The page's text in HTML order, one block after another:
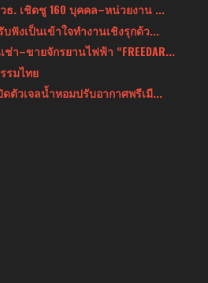
ธ. เชิดชู 160 บุคคล–หน่วยงาน ...
ฟังเป็นเข้าใจทำงานเชิงรุกด้ว...
า–ขายจักรยานไฟฟ้า “FREEDAR...
รมไทย
ดตัวเจลน้ำหอมปรับอากาศพรีเมี...